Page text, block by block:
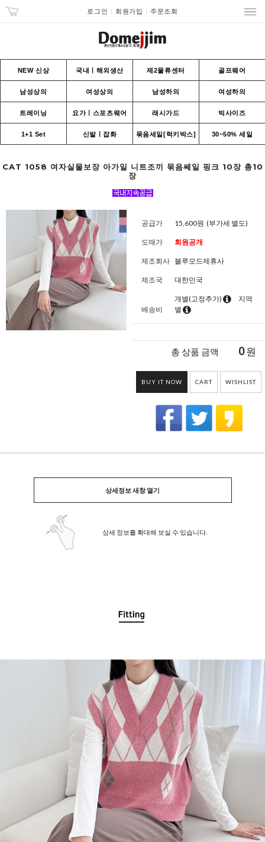
로그인 회원가입 주문조회
NEW 신상 국내ㅣ해외생산 제2물류센터 골프웨어
남성상의 여성상의 남성하의 여성하의
트레이닝 요가ㅣ스포츠웨어 래시가드 빅사이즈
1+1 Set 신발ㅣ잡화 묶음세일[럭키박스] 30~50% 세일
CAT 1058 여자실물보장 아가일 니트조끼 묶음쎄일 핑크 10장 총10
장
공급가 15,600원 (부가세 별도)
도매가 회원공개
제조회사 블루모드제휴사
제조국 대한민국
배송비
개별(고정추가)
지역
별
총 상품 금액 0원
BUY IT NOW CART WISHLIST
상세정보 새창 열기
상세 정보를 확대해 보실 수 있습니다.